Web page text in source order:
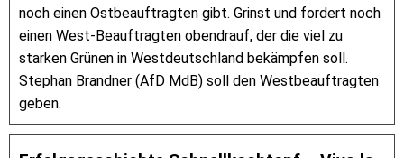
noch einen Ostbeauftragten gibt. Grinst und fordert noch
einen West-Beauftragten obendrauf, der die viel zu
starken Grünen in Westdeutschland bekämpfen soll.
Stephan Brandner (AfD MdB) soll den Westbeauftragten
geben.